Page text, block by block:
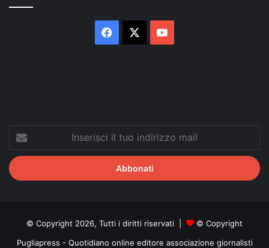
Facebook
tuo
indirizzo
mail
© Copyright 2026, Tutti i diritti riservati |
© Copyright
Pugliapress - Quotidiano online editore associazione giornalisti